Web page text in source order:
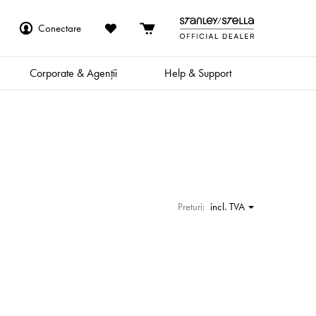
Conectare
Corporate & Agenții Help & Support
Preturi: incl. TVA